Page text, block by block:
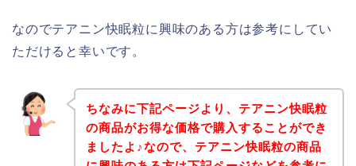
なのでテアニン快眠粒に興味のある方は参考にしてい
ただけると幸いです。
ちなみに下記ページより、テアニン快眠粒
の商品がお得な価格で購入することができ
ましたよ♪なので、テアニン快眠粒の商品